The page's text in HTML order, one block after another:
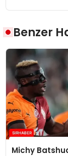
Benzer
Michy